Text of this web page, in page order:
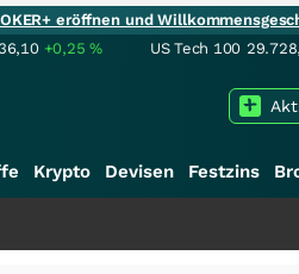
eröffnen und
+0,25% US Tech 100
Krypto Devisen Festzins